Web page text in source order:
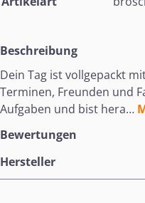
Beschreibung
Dein Tag ist vollgepackt
Terminen, Freunden und
Aufgaben und bist hera…
Bewertungen
Hersteller